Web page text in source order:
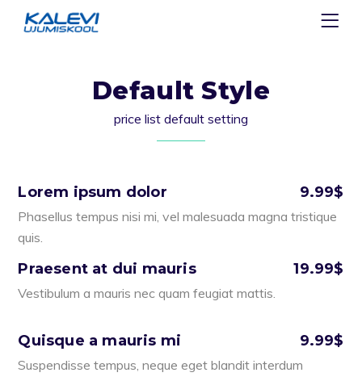
Default Style
price list default setting
Lorem ipsum dolor 9.99$
Phasellus tempus nisi mi, vel malesuada magna tristique
quis.
Praesent at dui mauris 19.99$
Vestibulum a mauris nec quam feugiat mattis.
Quisque a mauris mi 9.99$
Suspendisse tempus, neque eget blandit interdum